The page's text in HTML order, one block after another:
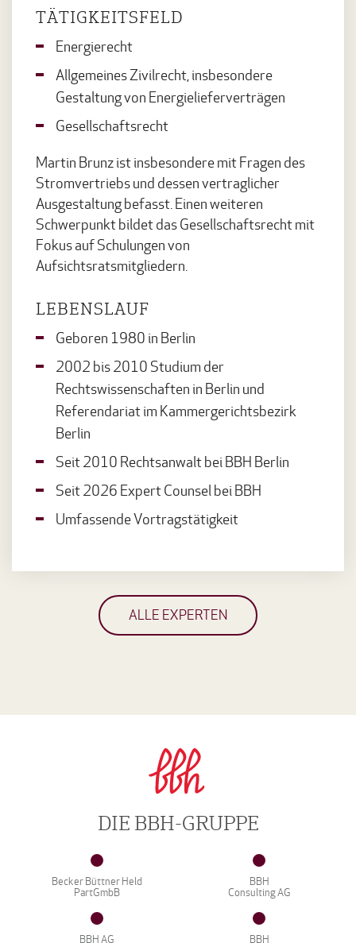
TÄTIGKEITSFELD
Energierecht
Allgemeines Zivilrecht, insbesondere
Gestaltung von Energielieferverträgen
Gesellschaftsrecht
Martin Brunz ist insbesondere mit Fragen des
Stromvertriebs und dessen vertraglicher
Ausgestaltung befasst. Einen weiteren
Schwerpunkt bildet das Gesellschaftsrecht mit
Fokus auf Schulungen von
Aufsichtsratsmitgliedern.
LEBENSLAUF
Geboren 1980 in Berlin
2002 bis 2010 Studium der
Rechtswissenschaften in Berlin und
Referendariat im Kammergerichtsbezirk
Berlin
Seit 2010 Rechtsanwalt bei BBH Berlin
Seit 2026 Expert Counsel bei BBH
Umfassende Vortragstätigkeit
ALLE EXPERTEN
DIE BBH-GRUPPE
Becker Büttner Held
PartGmbB
BBH
Consulting AG
BBH AG BBH